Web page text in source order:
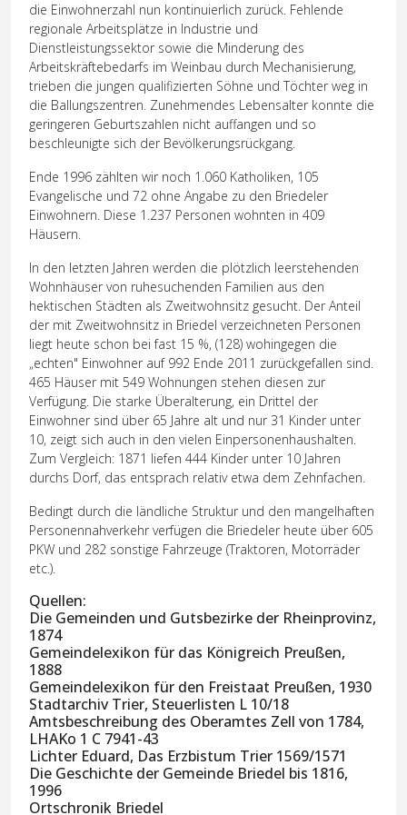
die Einwohnerzahl nun kontinuierlich zurück. Fehlende
regionale Arbeitsplätze in Industrie und
Dienstleistungssektor sowie die Minderung des
Arbeitskräftebedarfs im Weinbau durch Mechanisierung,
trieben die jungen qualifizierten Söhne und Töchter weg in
die Ballungszentren. Zunehmendes Lebensalter konnte die
geringeren Geburtszahlen nicht auffangen und so
beschleunigte sich der Bevölkerungsrückgang.
Ende 1996 zählten wir noch 1.060 Katholiken, 105
Evangelische und 72 ohne Angabe zu den Briedeler
Einwohnern. Diese 1.237 Personen wohnten in 409
Häusern.
In den letzten Jahren werden die plötzlich leerstehenden
Wohnhäuser von ruhesuchenden Familien aus den
hektischen Städten als Zweitwohnsitz gesucht. Der Anteil
der mit Zweitwohnsitz in Briedel verzeichneten Personen
liegt heute schon bei fast 15 %, (128) wohingegen die
„echten" Einwohner auf 992 Ende 2011 zurückgefallen sind.
465 Häuser mit 549 Wohnungen stehen diesen zur
Verfügung. Die starke Überalterung, ein Drittel der
Einwohner sind über 65 Jahre alt und nur 31 Kinder unter
10, zeigt sich auch in den vielen Einpersonenhaushalten.
Zum Vergleich: 1871 liefen 444 Kinder unter 10 Jahren
durchs Dorf, das entsprach relativ etwa dem Zehnfachen.
Bedingt durch die ländliche Struktur und den mangelhaften
Personennahverkehr verfügen die Briedeler heute über 605
PKW und 282 sonstige Fahrzeuge (Traktoren, Motorräder
etc.).
Quellen:
Die Gemeinden und Gutsbezirke der Rheinprovinz,
1874
Gemeindelexikon für das Königreich Preußen,
1888
Gemeindelexikon für den Freistaat Preußen, 1930
Stadtarchiv Trier, Steuerlisten L 10/18
Amtsbeschreibung des Oberamtes Zell von 1784,
LHAKo 1 C 7941-43
Lichter Eduard, Das Erzbistum Trier 1569/1571
Die Geschichte der Gemeinde Briedel bis 1816,
1996
Ortschronik Briedel